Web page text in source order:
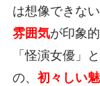
は想像できない
雰囲気が印象
「怪演女優」
の、 初々しい